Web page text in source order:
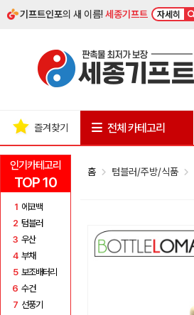
기프트인포의 새 이름!세종기프트 자세히
인기카테고리
TOP 10
1 에코백
2 텀블러
3 우산
4 부채
5 보조배터리
6 수건
7 선풍기
즐겨찾기 전체 카테고리
홈 텀블러/주방/식품